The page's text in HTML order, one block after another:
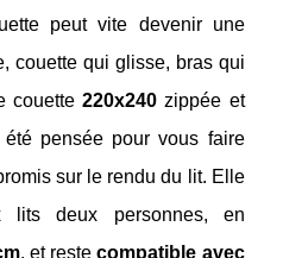
peut vite devenir une
couette qui glisse, bras qui
couette220x240 zippée et
pensée pour vous faire
sur le rendu du lit. Elle
lits deux personnes, en
, et restecompatible avec